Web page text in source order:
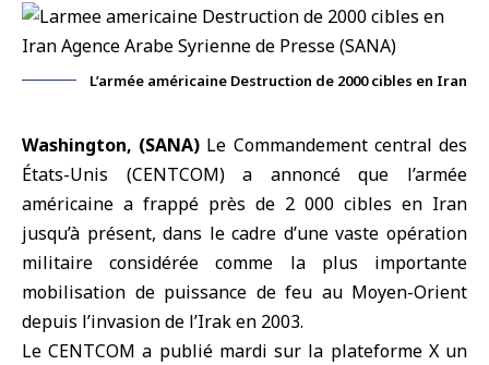
L’armée américaine Destruction de 2000 cibles en Iran
Washington, (SANA) Le Commandement central des
États-Unis (CENTCOM)a annoncé que l’armée
américaine a frappé près de 2 000 cibles en Iran
jusqu’à présent, dans le cadre d’une vaste opération
militaire considérée comme la plus importante
mobilisation de puissance de feu au Moyen-Orient
depuis l’invasion de l’Iraken 2003.
Le CENTCOM a publié mardi sur la plateforme X un